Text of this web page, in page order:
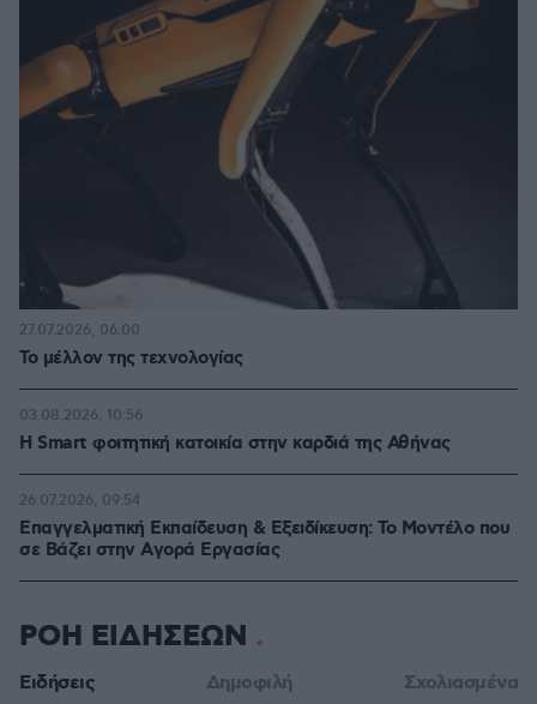
Το μέλλον της τεχνολογίας
27.07.2026, 06:00
Η Smart φοιτητική κατοικία στην καρδιά της Αθήνας
03.08.2026, 10:56
Επαγγελματική Εκπαίδευση & Εξειδίκευση: Το Mοντέλο που
σε Bάζει στην Aγορά Eργασίας
26.07.2026, 09:54
ΡΟΗ ΕΙΔΗΣΕΩΝ
Ειδήσεις Δημοφιλή Σχολιασμένα